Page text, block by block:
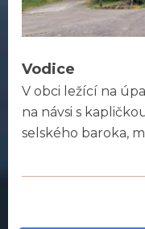
Vodice
V obci ležící na
na návsi s
selského baroka,